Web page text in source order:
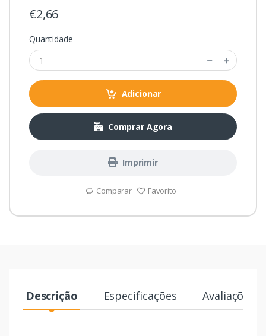
€2,66
Quantidade
Adicionar
Comprar Agora
Imprimir
Comparar Favorito
Descrição Especificações Avaliações